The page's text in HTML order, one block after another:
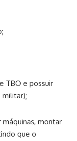
TBO e possuir
montar
que o